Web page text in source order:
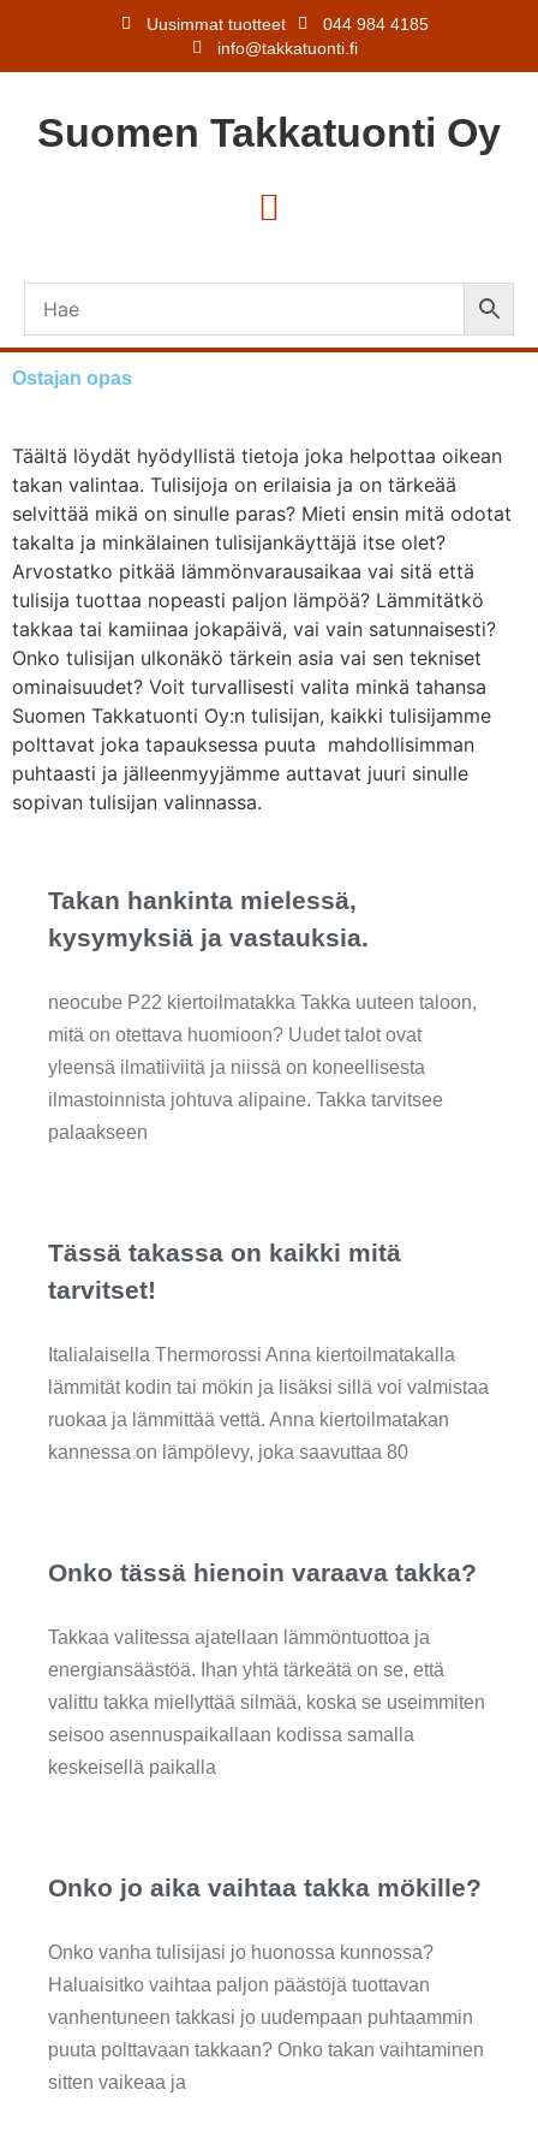
Uusimmat tuotteet
044 984 4185
info@takkatuonti.fi
Suomen Takkatuonti Oy
Ostajan opas
Täältä löydät hyödyllistä tietoja joka helpottaa oikean
takan valintaa. Tulisijoja on erilaisia ja on tärkeää
selvittää mikä on sinulle paras? Mieti ensin mitä odotat
takalta ja minkälainen tulisijankäyttäjä itse olet?
Arvostatko pitkää lämmönvarausaikaa vai sitä että
tulisija tuottaa nopeasti paljon lämpöä? Lämmitätkö
takkaa tai kamiinaa jokapäivä, vai vain satunnaisesti?
Onko tulisijan ulkonäkö tärkein asia vai sen tekniset
ominaisuudet? Voit turvallisesti valita minkä tahansa
Suomen Takkatuonti Oy:n tulisijan, kaikki tulisijamme
polttavat joka tapauksessa puuta mahdollisimman
puhtaasti ja jälleenmyyjämme auttavat juuri sinulle
sopivan tulisijan valinnassa.
Takan hankinta mielessä,
kysymyksiä ja vastauksia.
neocube P22 kiertoilmatakka Takka uuteen taloon,
mitä on otettava huomioon? Uudet talot ovat
yleensä ilmatiiviitä ja niissä on koneellisesta
ilmastoinnista johtuva alipaine. Takka tarvitsee
palaakseen
Tässä takassa on kaikki mitä
tarvitset!
Italialaisella Thermorossi Anna kiertoilmatakalla
lämmität kodin tai mökin ja lisäksi sillä voi valmistaa
ruokaa ja lämmittää vettä. Anna kiertoilmatakan
kannessa on lämpölevy, joka saavuttaa 80
Onko tässä hienoin varaava takka?
Takkaa valitessa ajatellaan lämmöntuottoa ja
energiansäästöä. Ihan yhtä tärkeätä on se, että
valittu takka miellyttää silmää, koska se useimmiten
seisoo asennuspaikallaan kodissa samalla
keskeisellä paikalla
Onko jo aika vaihtaa takka mökille?
Onko vanha tulisijasi jo huonossa kunnossa?
Haluaisitko vaihtaa paljon päästöjä tuottavan
vanhentuneen takkasi jo uudempaan puhtaammin
puuta polttavaan takkaan? Onko takan vaihtaminen
sitten vaikeaa ja